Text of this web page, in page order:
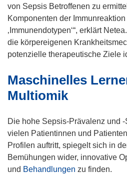
e
m
F
e
n
t
von Sepsis Betroffenen zu
Komponenten der
‚Immunendotypen‘“, erklärt
die körpereigenen
potenzielle therapeutische Ziele
Maschinelles
Multiomik
Die hohe Sepsis-Prävalenz und
vielen Patientinnen und
Profilen auftritt, spiegelt sich in
Bemühungen wider, innovative
und Behandlungen zu finden.